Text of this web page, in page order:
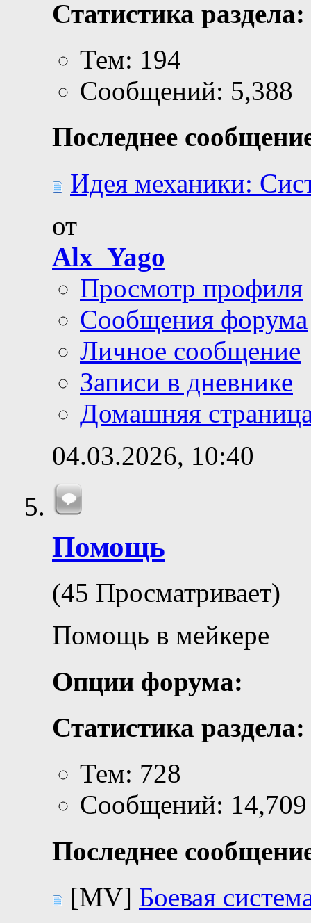
Статистика раздела:
Тем: 194
Сообщений: 5,388
Последнее
Идея механики:
от
Alx_Yago
Просмотр профиля
Сообщения форума
Личное сообщение
Записи в дневнике
Домашняя
04.03.2026, 10:40
Помощь
(45 Просматривает)
Помощь в мейкере
Опции форума:
Статистика раздела:
Тем: 728
Сообщений: 14,709
Последнее
[MV] Боевая